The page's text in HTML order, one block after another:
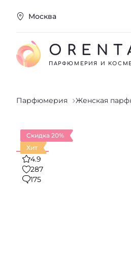
Москва
ПАРФЮМЕРИЯ И
Парфюмерия Женская
Скидка 20%
Хит
4.9
287
175